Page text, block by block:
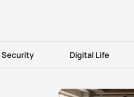
Security Digital Life